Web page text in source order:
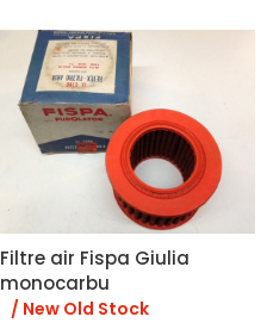
Filtre air Fispa Giulia
monocarbu
/ New Old Stock